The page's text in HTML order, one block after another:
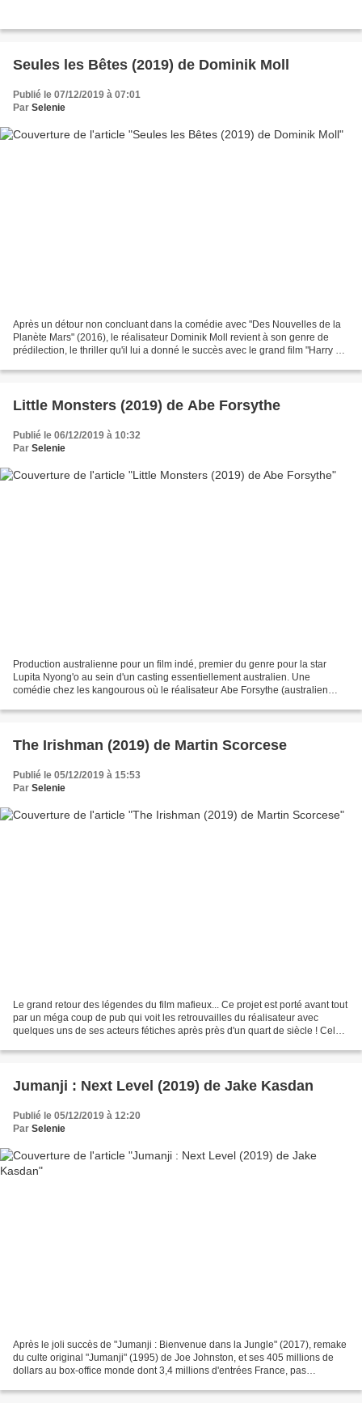
Seules les Bêtes (2019) de Dominik Moll
Publié le 07/12/2019 à 07:01
Par Selenie
Après un détour non concluant dans la comédie avec "Des Nouvelles de la
Planète Mars" (2016), le réalisateur Dominik Moll revient à son genre de
prédilection, le thriller qu'il lui a donné le succès avec le grand film "Harry un
Little Monsters (2019) de Abe Forsythe
Publié le 06/12/2019 à 10:32
Par Selenie
Production australienne pour un film indé, premier du genre pour la star
Lupita Nyong'o au sein d'un casting essentiellement australien. Une
comédie chez les kangourous où le réalisateur Abe Forsythe (australien
The Irishman (2019) de Martin Scorcese
Publié le 05/12/2019 à 15:53
Par Selenie
Le grand retour des légendes du film mafieux... Ce projet est porté avant tout
par un méga coup de pub qui voit les retrouvailles du réalisateur avec
quelques uns de ses acteurs fétiches après près d'un quart de siècle ! Cela
Jumanji : Next Level (2019) de Jake Kasdan
Publié le 05/12/2019 à 12:20
Par Selenie
Après le joli succès de "Jumanji : Bienvenue dans la Jungle" (2017), remake
du culte original "Jumanji" (1995) de Joe Johnston, et ses 405 millions de
dollars au box-office monde dont 3,4 millions d'entrées France, pas